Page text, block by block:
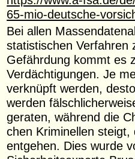
65-mio-deutsche-
Bei allen
statistischen Verfahren
Gefährdung kommt es
Verdächtigungen. Je
verknüpft werden,
werden
geraten, während die
chen Kriminellen steigt,
entgehen. Dies wurde